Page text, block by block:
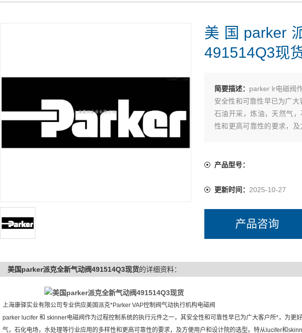
美国parker
491514Q3现
简要描述： parker lr电磁阀
安全性和可靠性早已为广
石油开采，炼油，天然气
性和更高可靠性的要求，
产品型号：
更新时间： 2025-10-27
产品咨询
美国parker派克全新气动阀491514Q3现货的详细资料：
美国parker派克全新气动阀491514Q3现货
上海康驿实业有限公司专业供应美国派克*Parker VAP控制阀气动执行机构电磁阀
parker lucifer 和 skinner电磁阀作为过程控制系统的执行元件之一，其安全性和可靠性早已为广大客户所*，为更
气，石化电场，水处理等行业应用的多样性和更高可靠性的要求，及方便用户和设计院的选型。特从lucifer和